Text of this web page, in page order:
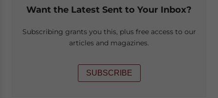
Want the Latest Sent to Your Inbox?
Subscribing grants you this, plus free access to our
articles and magazines.
SUBSCRIBE